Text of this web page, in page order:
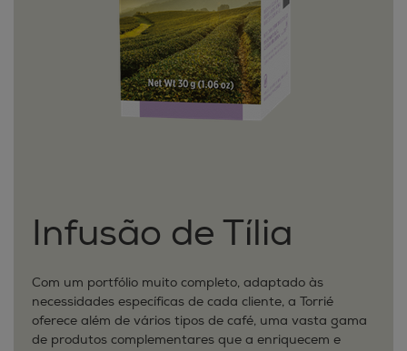
Infusão de Tília
Com um portfólio muito completo, adaptado às
necessidades específicas de cada cliente, a Torrié
oferece além de vários tipos de café, uma vasta gama
de produtos complementares que a enriquecem e